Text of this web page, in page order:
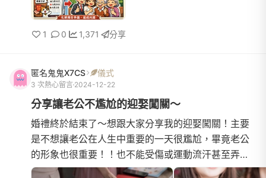
1 0 1,371 分享
匿名鬼鬼X7CS 儀式
3 次熱心留言 2024-12-22
分享讓老公不尷尬的迎娶闖關～
婚禮終於結束了～想跟大家分享我的迎娶闖關！主要
是不想讓老公在人生中重要的一天很尷尬，畢竟老公
的形象也很重要！！也不能受傷或運動流汗甚至弄髒
弄破衣服之類（擔心很多但他又說可以闖關所以我想